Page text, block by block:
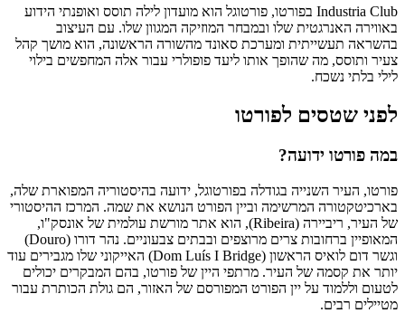
Industria Club בפורטו, פורטוגל הוא מועדון לילה תוסס ואופנתי הידוע
באווירה האנרגטית שלו ובמבחר המוזיקה המגוון שלו. עם העיצוב
בהשראה תעשייתית ומערכת סאונד מהשורה הראשונה, הוא מושך קהל
צעיר ותוסס, מה שהופך אותו ליעד פופולרי עבור אלה המחפשים בילוי
לילי בלתי נשכח.
לפני שטסים לפורטו
במה פורטו ידועה?
פורטו, העיר השנייה בגודלה בפורטוגל, ידועה בהיסטוריה המפוארת שלה,
בארכיטקטורה המרשימה וביין הפורט הנושא את שמה. המרכז ההיסטורי
של העיר, ריביירה (Ribeira), הוא אתר מורשת עולמית של אונסק"ו,
המאופיין ברחובות צרים מרוצפים ובבתים צבעוניים. נהר דורו (Douro)
וגשר דום לואיס הראשון (Dom Luís I Bridge) האייקוני שלו מגבירים עוד
יותר את קסמה של העיר. מרתפי היין של פורטו, בהם המבקרים יכולים
לטעום וללמוד על יין הפורט המפורסם של האזור, הם גולת הכותרת עבור
מטיילים רבים.